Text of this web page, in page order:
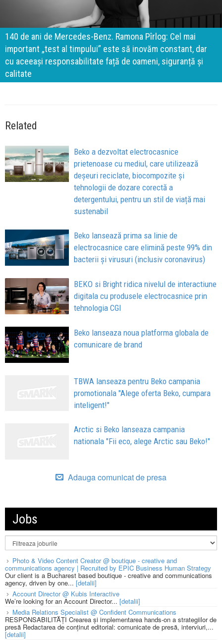
140 de ani de Mercedes-Benz. Ramona Pîrlog: Cel mai
important „test al timpului” este să inovăm constant, dar
cu aceeași responsabilitate față de oameni, siguranță și
calitate
Related
Beko a dezvoltat electrocasnice
prietenoase cu mediul, care utilizează
deșeuri reciclate, biocompozite și
tehnologii de dozare corectă a
detergentului, pentru un stil de viață mai
sustenabil
Beko lansează prima sa linie de
electrocasnice care elimină peste 99% din
bacterii și virusuri (inclusiv coronavirus)
BEKO si Bright ridica nivelul de interactiune
digitala cu produsele electrocasnice prin
tehnologia CGI
Beko lanseaza noua platforma globala de
comunicare de brand
TBWA lanseaza pentru Beko campania
promotionala "Alege oferta Beko, cumpara
inteligent!"
Arctic si Beko lanseaza campania
nationala "Fii eco, alege Arctic sau Beko!"
Adauga comunicat de presa
Jobs
Photo & Video Content Creator @ boutique - creative and
communications agency | Recruited by EPIC Business Human Strategy
Our client is a Bucharest based boutique - creative and communications
agency, driven by one... [detalii]
Account Director @ Kubis Interactive
We’re looking for an Account Director... [detalii]
Media Relations Specialist @ Confident Communications
RESPONSABILITĂȚI Crearea și implementarea hands-on a strategiilor de
presă Redactarea de conținut editorial: comunicate de presă, interviuri,...
[detalii]